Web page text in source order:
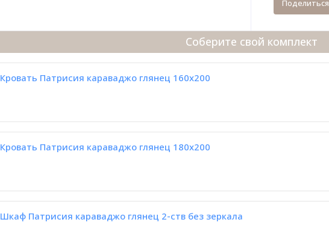
Поделиться
Соберите свой комплект
Кровать Патрисия караваджо глянец 160х200
Кровать Патрисия караваджо глянец 180х200
Шкаф Патрисия караваджо глянец 2-ств без зеркала